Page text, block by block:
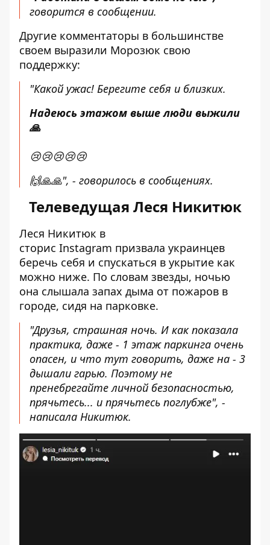
говорится в сообщении.
Другие комментаторы в большинстве
своем выразили Морозюк свою
поддержку:
"Какой ужас! Берегите себя и близких.
Надеюсь этажом выше люди выжили
🙏
😢😢😢😢😢
🙌🙏🙏", - говорилось в сообщениях.
Телеведущая Леся Никитюк
Леся Никитюк в
сторис Instagram призвала украинцев
беречь себя и спускаться в укрытие как
можно ниже. По словам звезды, ночью
она слышала запах дыма от пожаров в
городе, сидя на парковке.
"Друзья, страшная ночь. И как показала
практика, даже - 1 этаж паркинга очень
опасен, и что тут говорить, даже на - 3
дышали гарью. Поэтому не
пренебрегайте личной безопасностью,
прячьтесь... и прячьтесь поглубже", -
написала Никитюк.